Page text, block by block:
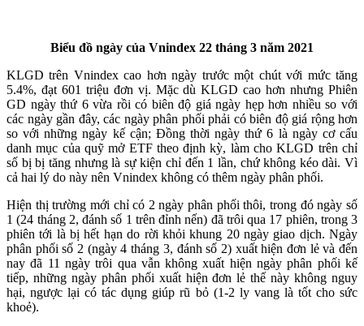
Biểu đồ ngày của Vnindex 22 tháng 3 năm 2021
KLGD trên Vnindex cao hơn ngày trước một chút với mức tăng
5.4%, đạt 601 triệu đơn vị. Mặc dù KLGD cao hơn nhưng Phiên
GD ngày thứ 6 vừa rồi có biên độ giá ngày hẹp hơn nhiều so với
các ngày gần đây, các ngày phân phối phải có biên độ giá rộng hơn
so với những ngày kế cận; Đồng thời ngày thứ 6 là ngày cơ cấu
danh mục của quỹ mở ETF theo định kỳ, làm cho KLGD trên chỉ
số bị bị tăng nhưng là sự kiện chỉ đến 1 lần, chứ không kéo dài. Vì
cả hai lý do này nên Vnindex không có thêm ngày phân phối.
Hiện thị trường mới chỉ có 2 ngày phân phối thôi, trong đó ngày số
1 (24 tháng 2, đánh số 1 trên đỉnh nến) đã trôi qua 17 phiên, trong 3
phiên tới là bị hết hạn do rời khỏi khung 20 ngày giao dịch. Ngày
phân phối số 2 (ngày 4 tháng 3, đánh số 2) xuất hiện đơn lẻ và đến
nay đã 11 ngày trôi qua vẫn không xuất hiện ngày phân phối kế
tiếp, những ngày phân phối xuất hiện đơn lẻ thế này không nguy
hại, ngược lại có tác dụng giúp rũ bỏ (1-2 ly vang là tốt cho sức
khoẻ).